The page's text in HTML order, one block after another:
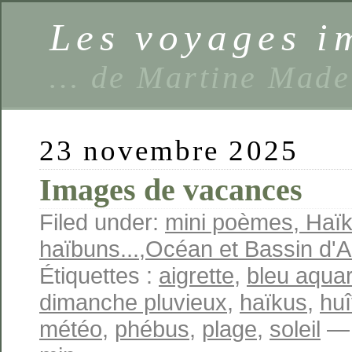
Les voyages
… de Martine
23 novembre 2025
Images de vacances
Filed under: mini poèmes,
haïbuns...,Océan et Bassin
Étiquettes : aigrette, bleu
dimanche pluvieux, haïkus,
météo, phébus, plage, soleil —